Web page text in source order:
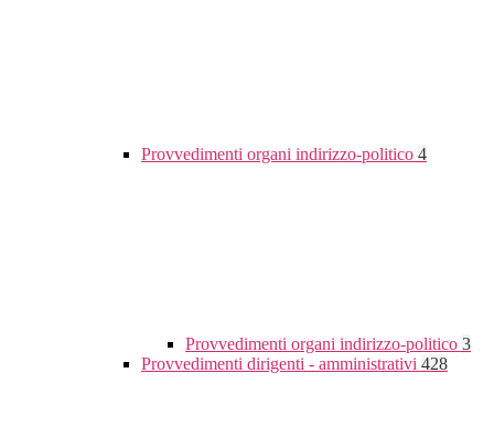
Provvedimenti organi indirizzo-politico 4
Provvedimenti organi indirizzo-politico 3
Provvedimenti dirigenti - amministrativi 428